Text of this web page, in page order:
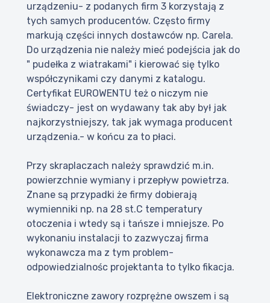
urządzeniu- z podanych firm 3 korzystają z
tych samych producentów. Często firmy
markują części innych dostawców np. Carela.
Do urządzenia nie należy mieć podejścia jak do
" pudełka z wiatrakami" i kierować się tylko
współczynikami czy danymi z katalogu.
Certyfikat EUROWENTU też o niczym nie
świadczy- jest on wydawany tak aby był jak
najkorzystniejszy, tak jak wymaga producent
urządzenia.- w końcu za to płaci.
Przy skraplaczach należy sprawdzić m.in.
powierzchnie wymiany i przepływ powietrza.
Znane są przypadki że firmy dobierają
wymienniki np. na 28 st.C temperatury
otoczenia i wtedy są i tańsze i mniejsze. Po
wykonaniu instalacji to zazwyczaj firma
wykonawcza ma z tym problem-
odpowiedzialnośc projektanta to tylko fikacja.
Elektroniczne zawory rozprężne owszem i są